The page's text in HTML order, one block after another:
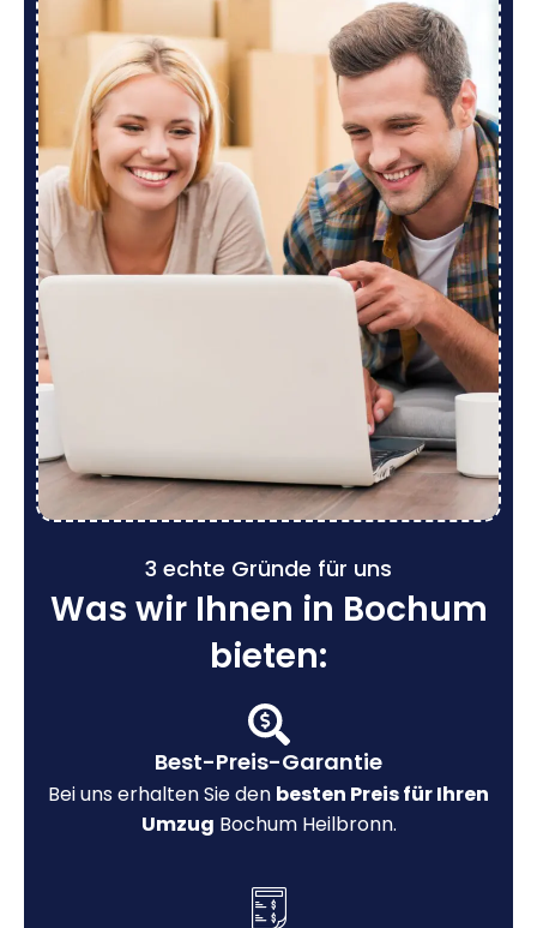
3 echte Gründe für uns
Was wir Ihnen in Bochum
bieten:
Best-Preis-Garantie
Bei uns erhalten Sie den besten Preis für Ihren
Umzug Bochum Heilbronn.